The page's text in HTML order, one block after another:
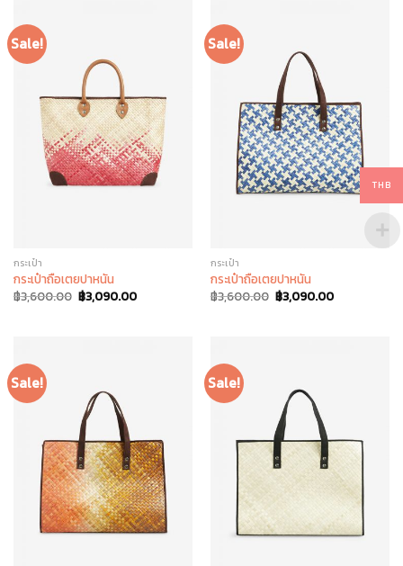
Sale!
กระเป๋า
กระเป๋าถือเตยปาหนัน
฿3,600.00 ฿3,090.00
Sale!
กระเป๋า
กระเป๋าถือเตยปาหนัน
฿3,600.00 ฿3,090.00
Sale! Sale!
THB